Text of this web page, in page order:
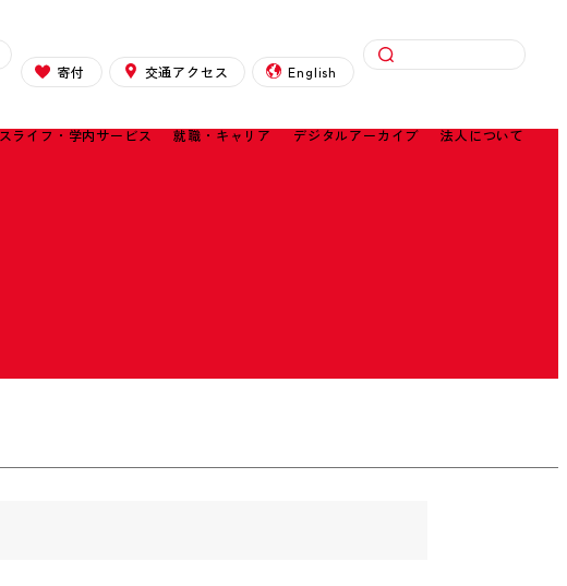
寄付
交通アクセス English 検索
ライフ・学内サービス 就職・キャリア デジタルアーカイブ 法人について